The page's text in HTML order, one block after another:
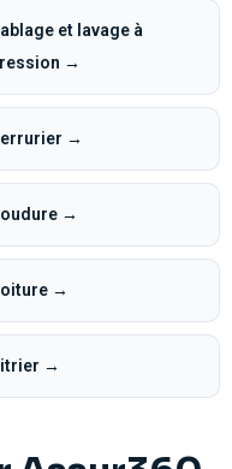
et lavage à
→
→
→
→
→